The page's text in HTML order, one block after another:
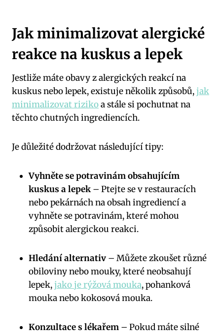
Jak minimalizovat alergické
reakce na kuskus a lepek
Jestliže máte obavy z alergických reakcí na
kuskus nebo lepek, existuje několik způsobů,jak
minimalizovat rizikoa stále si pochutnat na
těchto chutných ingrediencích.
Je důležité dodržovat následující tipy:
Vyhněte se potravinám obsahujícím
kuskus a lepek – Ptejte se v restauracích
nebo pekárnách na obsah ingrediencí a
vyhněte se potravinám, které mohou
způsobit alergickou reakci.
Hledání alternativ – Můžete zkoušet různé
obiloviny nebo mouky, které neobsahují
lepek,jako je rýžová mouka, pohanková
mouka nebo kokosová mouka.
Konzultace s lékařem – Pokud máte silné